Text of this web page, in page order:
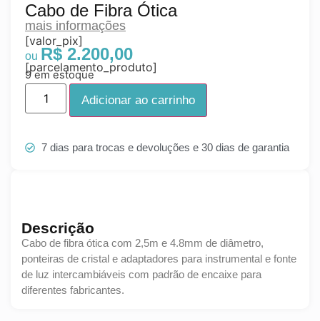
Descrição
Cabo de fibra ótica com 2,5m e 4.8mm de diâmetro,
ponteiras de cristal e adaptadores para instrumental e fonte
de luz intercambiáveis com padrão de encaixe para
diferentes fabricantes.
Cabo de Fibra Ótica
mais informações
[valor_pix]
R$2.200,00
[parcelamento_produto]
9 em estoque
Adicionar ao carrinho
7 dias para trocas e devoluções e 30 dias de garantia